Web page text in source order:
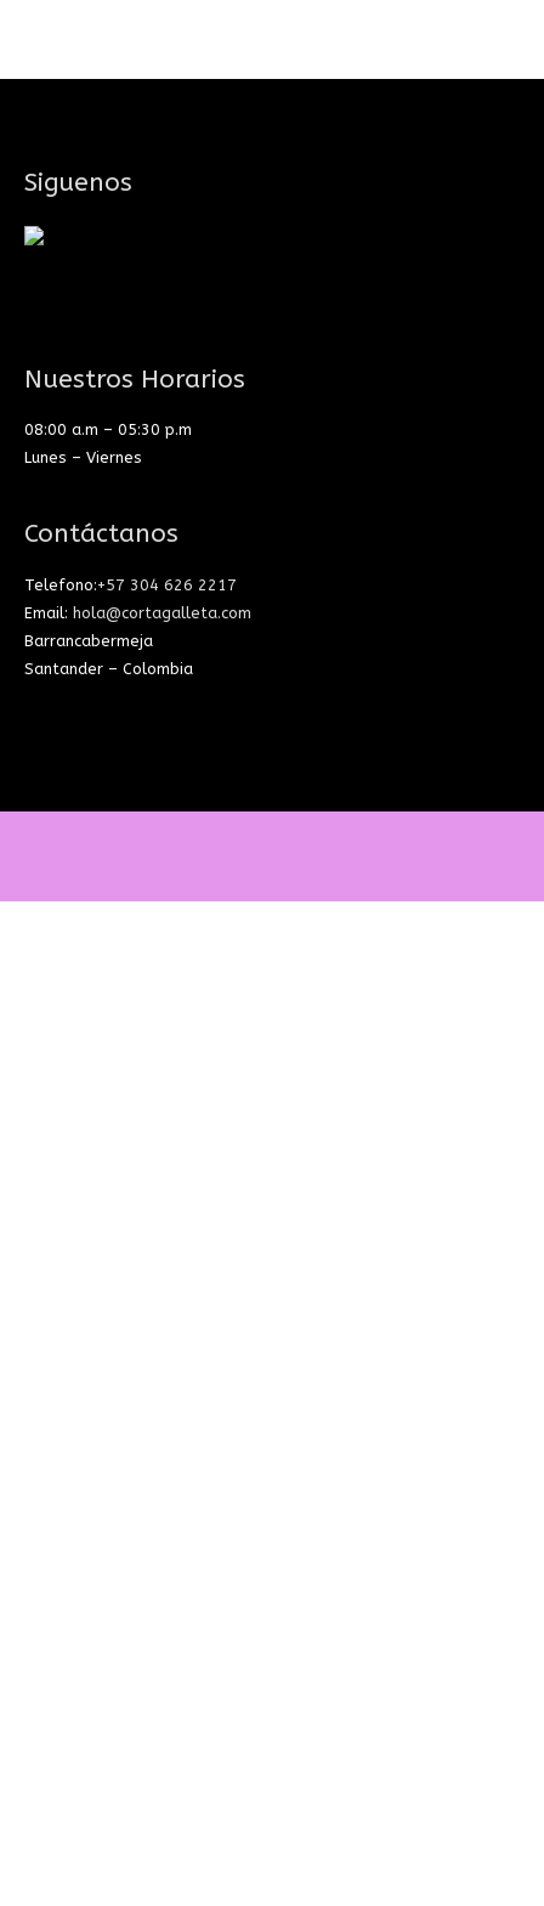
Siguenos
Nuestros Horarios
08:00 a.m – 05:30 p.m
Lunes – Viernes
Contáctanos
Telefono:+57 304 626 2217
Email: hola@cortagalleta.com
Barrancabermeja
Santander – Colombia